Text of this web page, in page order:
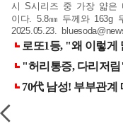
시 S시리즈 중 가장 얇은
이다. 5.8㎜ 두께와 163g
2025.05.23.